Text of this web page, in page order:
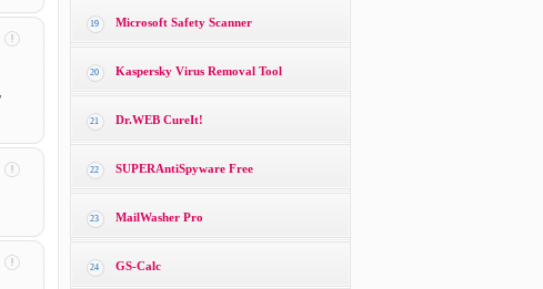
19 Microsoft Safety Scanner
20 Kaspersky Virus Removal Tool
21 Dr.WEB CureIt!
22 SUPERAntiSpyware Free
23 MailWasher Pro
24 GS-Calc